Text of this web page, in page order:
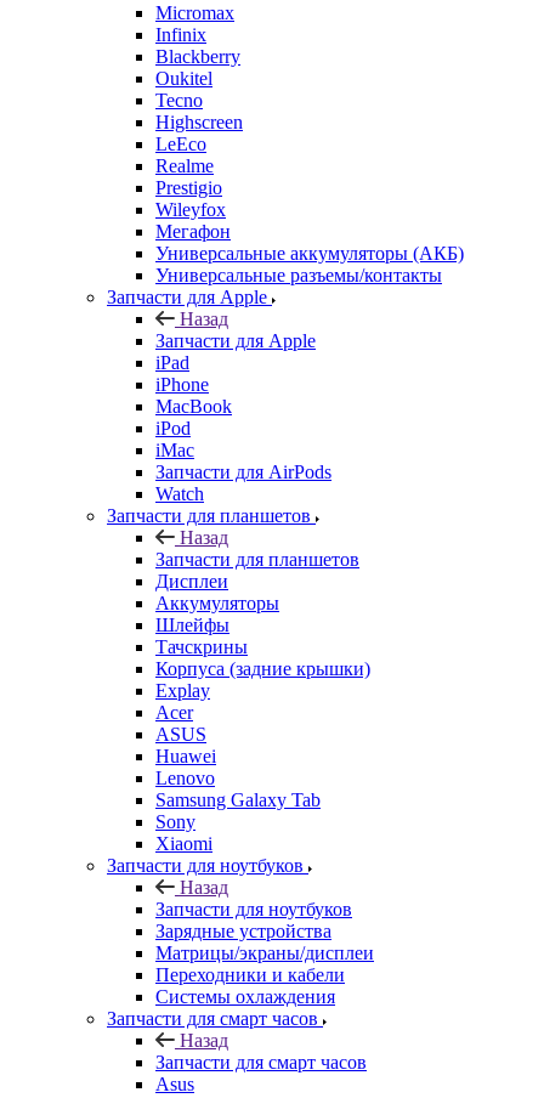
Micromax
Infinix
Blackberry
Oukitel
Tecno
Highscreen
LeEco
Realme
Prestigio
Wileyfox
Мегафон
Универсальные аккумуляторы (АКБ)
Универсальные разъемы/контакты
Запчасти для Apple
Назад
Запчасти для Apple
iPad
iPhone
MacBook
iPod
iMac
Запчасти для AirPods
Watch
Запчасти для планшетов
Назад
Запчасти для планшетов
Дисплеи
Аккумуляторы
Шлейфы
Тачскрины
Корпуса (задние крышки)
Explay
Acer
ASUS
Huawei
Lenovo
Samsung Galaxy Tab
Sony
Xiaomi
Запчасти для ноутбуков
Назад
Запчасти для ноутбуков
Зарядные устройства
Матрицы/экраны/дисплеи
Переходники и кабели
Системы охлаждения
Запчасти для смарт часов
Назад
Запчасти для смарт часов
Asus